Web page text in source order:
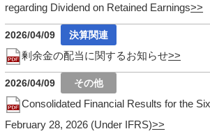
regarding Dividend on Retained Earnings
2026/04/09
剰余金の配当に関するお知らせ
2026/04/09
Consolidated Financial Results for the
February 28, 2026 (Under IFRS)